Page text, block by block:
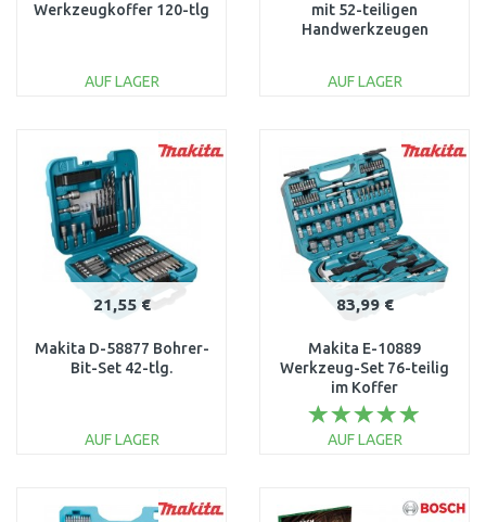
Werkzeugkoffer 120-tlg
AUF LAGER
Vergleichen
mit 52-teiligen
Handwerkzeugen
AUF LAGER
Vergleichen
21,55 €
Makita D-58877 Bohrer-
Bit-Set 42-tlg.
AUF LAGER
83,99 €
Makita E-10889
Werkzeug-Set 76-teilig
im Koffer
AUF LAGER